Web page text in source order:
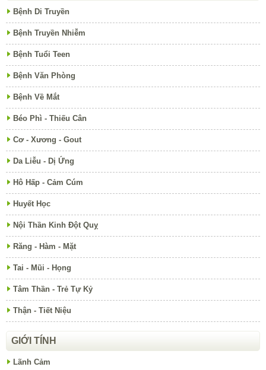
Bệnh Di Truyền
Bệnh Truyền Nhiễm
Bệnh Tuổi Teen
Bệnh Văn Phòng
Bệnh Về Mắt
Béo Phì - Thiếu Cân
Cơ - Xương - Gout
Da Liễu - Dị Ứng
Hô Hấp - Cảm Cúm
Huyết Học
Nội Thần Kinh Đột Quỵ
Răng - Hàm - Mặt
Tai - Mũi - Họng
Tâm Thần - Trẻ Tự Kỷ
Thận - Tiết Niệu
GIỚI TÍNH
Lãnh Cảm